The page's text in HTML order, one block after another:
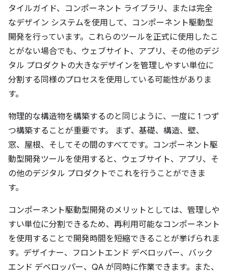
タイルガイド、コンポーネント ライブラリ、または完全
なデザイン システムを使用して、コンポーネント駆動型
開発を行っています。これらのツールを正式に使用したこ
とがない場合でも、ウェブサイト、アプリ、その他のデジ
タル プロダクトの大きなデザインを管理しやすい単位に
分割する同様のプロセスを使用している可能性がありま
す。
物理的な構造物を構築するのと同じように、一度に 1 つず
つ構築することが重要です。 まず、基礎、構造、壁、
窓、屋根、そしてその間のすべてです。コンポーネント駆
動型開発ツールを使用すると、ウェブサイト、アプリ、そ
の他のデジタル プロダクトでこれを行うことができま
す。
コンポーネント駆動型開発のメリットとしては、管理しや
すい単位に分割できるため、再利用可能なコンポーネント
を使用することで開発時間を短縮できることが挙げられま
す。デザイナー、フロントエンド デベロッパー、バック
エンド デベロッパー、QA が同時に作業できます。また、